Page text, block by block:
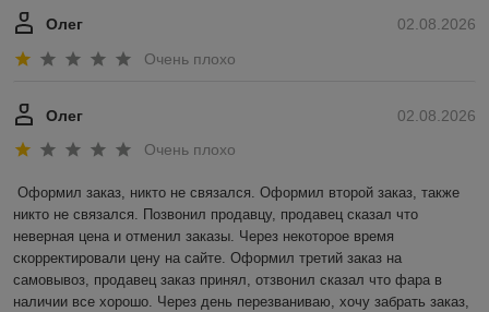
02.08.2026
Олег
Очень плохо
02.08.2026
Олег
Очень плохо
Оформил заказ, никто не связался. Оформил второй заказ, также
никто не связался. Позвонил продавцу, продавец сказал что
неверная цена и отменил заказы. Через некоторое время
скорректировали цену на сайте. Оформил третий заказ на
самовывоз, продавец заказ принял, отзвонил сказал что фара в
наличии все хорошо. Через день перезваниваю, хочу забрать заказ,